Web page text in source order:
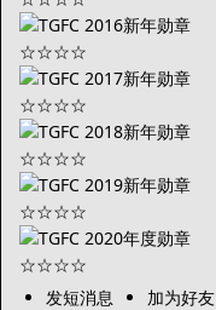
发短消息
加为好友